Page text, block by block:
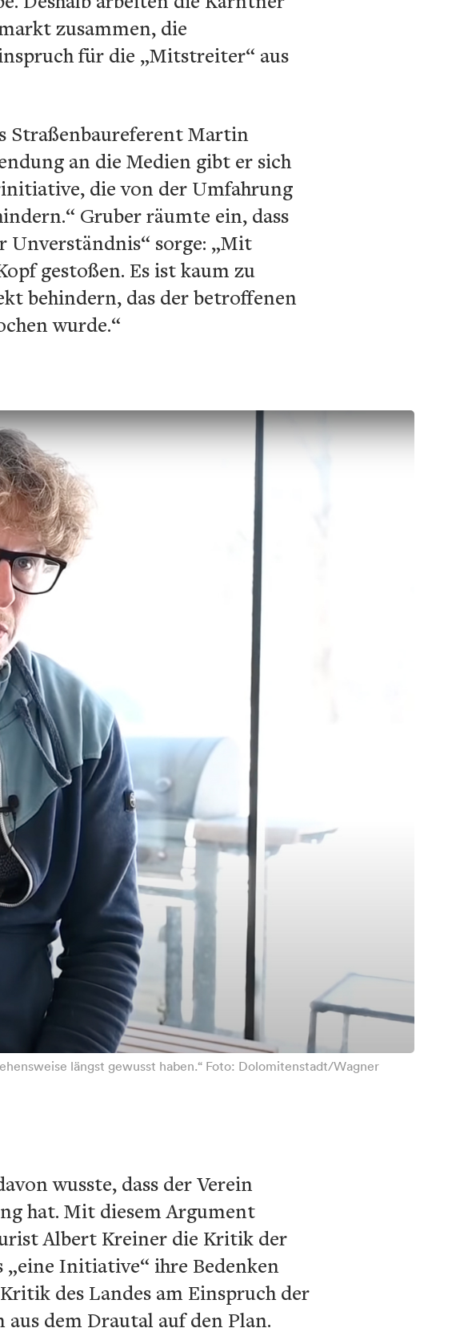
zusammen, die
für die „Mitstreiter“ aus
Straßenbaureferent Martin
an die Medien gibt er sich
die von der Umfahrung
Gruber räumte ein, dass
Unverständnis“ sorge: „Mit
gestoßen. Es ist kaum zu
behindern, das der betroffenen
wurde.“
längst gewusst haben.“ Foto: Dolomitenstadt/Wagner
wusste, dass der Verein
hat. Mit diesem Argument
Albert Kreiner die Kritik der
Initiative“ ihre Bedenken
des Landes am Einspruch der
dem Drautal auf den Plan.